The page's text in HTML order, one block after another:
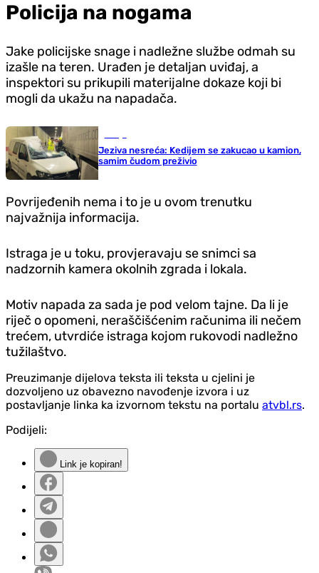
Policija na nogama
Jake policijske snage i nadležne službe odmah su
izašle na teren. Urađen je detaljan uviđaj, a
inspektori su prikupili materijalne dokaze koji bi
mogli da ukažu na napadača.
Jeziva nesreća: Kedijem se zakucao u kamion,
samim čudom preživio
Povrijeđenih nema i to je u ovom trenutku
najvažnija informacija.
Istraga je u toku, provjeravaju se snimci sa
nadzornih kamera okolnih zgrada i lokala.
Motiv napada za sada je pod velom tajne. Da li je
riječ o opomeni, neraščišćenim računima ili nečem
trećem, utvrdiće istraga kojom rukovodi nadležno
tužilaštvo.
Preuzimanje dijelova teksta ili teksta u cjelini je
dozvoljeno uz obavezno navođenje izvora i uz
postavljanje linka ka izvornom tekstu na portalu atvbl.rs.
Podijeli:
Link je kopiran!